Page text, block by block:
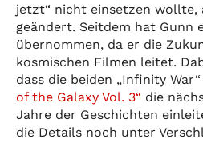
jetzt“ nicht einsetzen wollte,
geändert. Seitdem hat Gunn
übernommen, da er die
kosmischen Filmen leitet.
dass die beiden „Infinity
of the Galaxy Vol. 3“ die
Jahre der Geschichten
die Details noch unter